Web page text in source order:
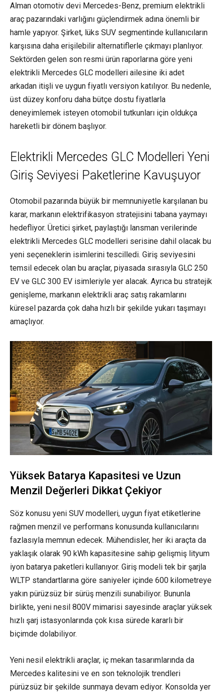
Alman otomotiv devi Mercedes-Benz, premium elektrikli
araç pazarındaki varlığını güçlendirmek adına önemli bir
hamle yapıyor. Şirket, lüks SUV segmentinde kullanıcıların
karşısına daha erişilebilir alternatiflerle çıkmayı planlıyor.
Sektörden gelen son resmi ürün raporlarına göre yeni
elektrikli Mercedes GLC modelleri ailesine iki adet
arkadan itişli ve uygun fiyatlı versiyon katılıyor. Bu nedenle,
üst düzey konforu daha bütçe dostu fiyatlarla
deneyimlemek isteyen otomobil tutkunları için oldukça
hareketli bir dönem başlıyor.
Elektrikli Mercedes GLC Modelleri Yeni
Giriş Seviyesi Paketlerine Kavuşuyor
Otomobil pazarında büyük bir memnuniyetle karşılanan bu
karar, markanın elektrifikasyon stratejisini tabana yaymayı
hedefliyor. Üretici şirket, paylaştığı lansman verilerinde
elektrikli Mercedes GLC modelleri serisine dahil olacak bu
yeni seçeneklerin isimlerini tescilledi. Giriş seviyesini
temsil edecek olan bu araçlar, piyasada sırasıyla GLC 250
EV ve GLC 300 EV isimleriyle yer alacak. Ayrıca bu stratejik
genişleme, markanın elektrikli araç satış rakamlarını
küresel pazarda çok daha hızlı bir şekilde yukarı taşımayı
amaçlıyor.
Yüksek Batarya Kapasitesi ve Uzun
Menzil Değerleri Dikkat Çekiyor
Söz konusu yeni SUV modelleri, uygun fiyat etiketlerine
rağmen menzil ve performans konusunda kullanıcılarını
fazlasıyla memnun edecek. Mühendisler, her iki araçta da
yaklaşık olarak 90 kWh kapasitesine sahip gelişmiş lityum
iyon batarya paketleri kullanıyor. Giriş modeli tek bir şarjla
WLTP standartlarına göre saniyeler içinde 600 kilometreye
yakın pürüzsüz bir sürüş menzili sunabiliyor. Bununla
birlikte, yeni nesil 800V mimarisi sayesinde araçlar yüksek
hızlı şarj istasyonlarında çok kısa sürede kararlı bir
biçimde dolabiliyor.
Yeni nesil elektrikli araçlar, iç mekan tasarımlarında da
Mercedes kalitesini ve en son teknolojik trendleri
pürüzsüz bir şekilde sunmaya devam ediyor. Konsolda yer